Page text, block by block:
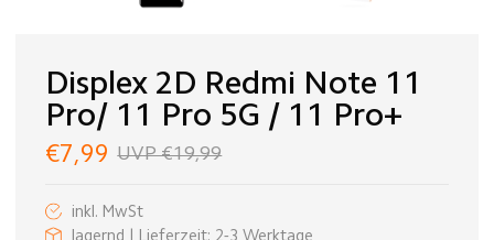
Displex 2D Redmi Note 11
Pro/ 11 Pro 5G / 11 Pro+
€7,99 UVP €19,99
inkl. MwSt